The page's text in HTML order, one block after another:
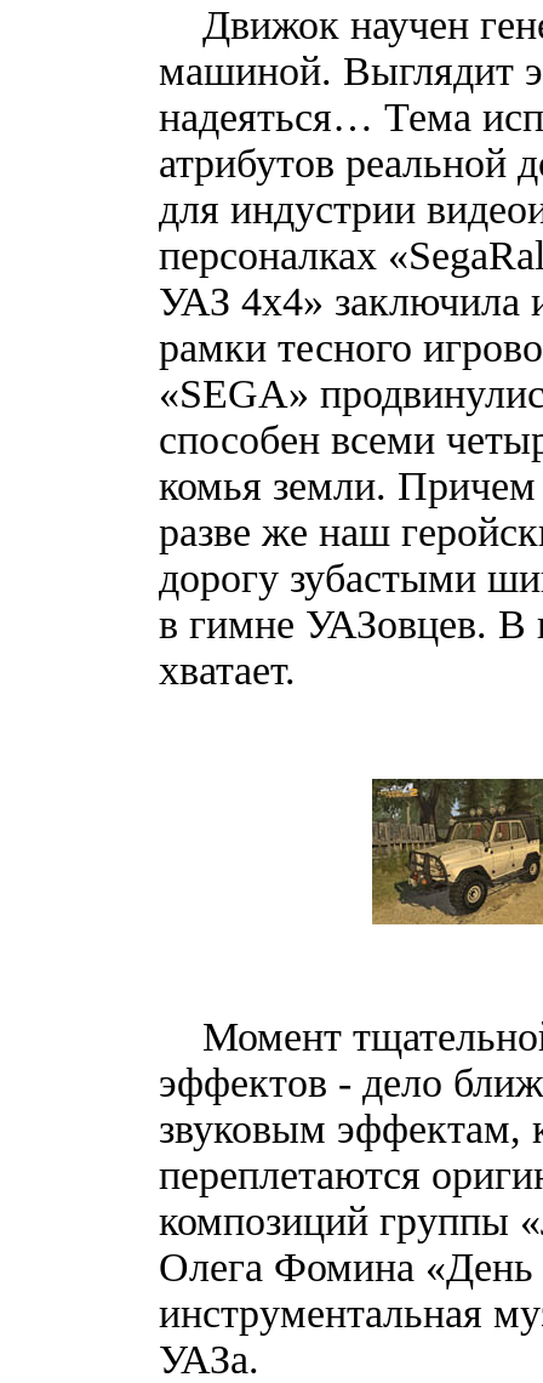
Движок научен
машиной. Выглядит
надеяться… Тема
атрибутов реальной
для индустрии
персоналках
УАЗ 4х4» заключила
рамки тесного
«SEGA»
способен всеми
комья земли. Причем
разве же наш
дорогу зубастыми
в гимне УАЗовцев. В
хватает.
Момент
эффектов - дело
звуковым эффектам,
переплетаются
композиций группы
Олега Фомина
инструментальная
УАЗа.